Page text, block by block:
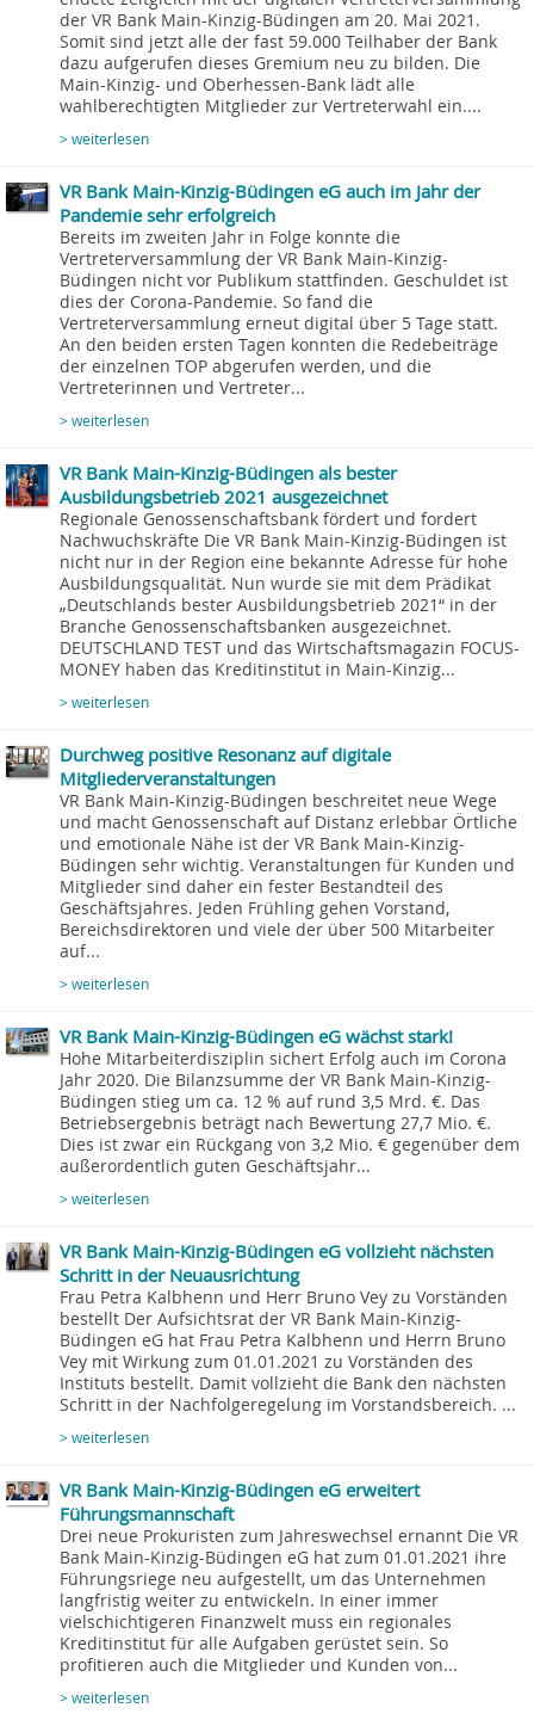
der VR Bank Main-Kinzig-Büdingen am 20. Mai 2021.
Somit sind jetzt alle der fast 59.000 Teilhaber der Bank
dazu aufgerufen dieses Gremium neu zu bilden. Die
Main-Kinzig- und Oberhessen-Bank lädt alle
wahlberechtigten Mitglieder zur Vertreterwahl ein....
> weiterlesen
VR Bank Main-Kinzig-Büdingen eG auch im Jahr der
Pandemie sehr erfolgreich
Bereits im zweiten Jahr in Folge konnte die
Vertreterversammlung der VR Bank Main-Kinzig-
Büdingen nicht vor Publikum stattfinden. Geschuldet ist
dies der Corona-Pandemie. So fand die
Vertreterversammlung erneut digital über 5 Tage statt.
An den beiden ersten Tagen konnten die Redebeiträge
der einzelnen TOP abgerufen werden, und die
Vertreterinnen und Vertreter...
> weiterlesen
VR Bank Main-Kinzig-Büdingen als bester
Ausbildungsbetrieb 2021 ausgezeichnet
Regionale Genossenschaftsbank fördert und fordert
Nachwuchskräfte Die VR Bank Main-Kinzig-Büdingen ist
nicht nur in der Region eine bekannte Adresse für hohe
Ausbildungsqualität. Nun wurde sie mit dem Prädikat
„Deutschlands bester Ausbildungsbetrieb 2021“ in der
Branche Genossenschaftsbanken ausgezeichnet.
DEUTSCHLAND TEST und das Wirtschaftsmagazin FOCUS-
MONEY haben das Kreditinstitut in Main-Kinzig...
> weiterlesen
Durchweg positive Resonanz auf digitale
Mitgliederveranstaltungen
VR Bank Main-Kinzig-Büdingen beschreitet neue Wege
und macht Genossenschaft auf Distanz erlebbar Örtliche
und emotionale Nähe ist der VR Bank Main-Kinzig-
Büdingen sehr wichtig. Veranstaltungen für Kunden und
Mitglieder sind daher ein fester Bestandteil des
Geschäftsjahres. Jeden Frühling gehen Vorstand,
Bereichsdirektoren und viele der über 500 Mitarbeiter
auf...
> weiterlesen
VR Bank Main-Kinzig-Büdingen eG wächst stark!
Hohe Mitarbeiterdisziplin sichert Erfolg auch im Corona
Jahr 2020. Die Bilanzsumme der VR Bank Main-Kinzig-
Büdingen stieg um ca. 12 % auf rund 3,5 Mrd. €. Das
Betriebsergebnis beträgt nach Bewertung 27,7 Mio. €.
Dies ist zwar ein Rückgang von 3,2 Mio. € gegenüber dem
außerordentlich guten Geschäftsjahr...
> weiterlesen
VR Bank Main-Kinzig-Büdingen eG vollzieht nächsten
Schritt in der Neuausrichtung
Frau Petra Kalbhenn und Herr Bruno Vey zu Vorständen
bestellt Der Aufsichtsrat der VR Bank Main-Kinzig-
Büdingen eG hat Frau Petra Kalbhenn und Herrn Bruno
Vey mit Wirkung zum 01.01.2021 zu Vorständen des
Instituts bestellt. Damit vollzieht die Bank den nächsten
Schritt in der Nachfolgeregelung im Vorstandsbereich. ...
> weiterlesen
VR Bank Main-Kinzig-Büdingen eG erweitert
Führungsmannschaft
Drei neue Prokuristen zum Jahreswechsel ernannt Die VR
Bank Main-Kinzig-Büdingen eG hat zum 01.01.2021 ihre
Führungsriege neu aufgestellt, um das Unternehmen
langfristig weiter zu entwickeln. In einer immer
vielschichtigeren Finanzwelt muss ein regionales
Kreditinstitut für alle Aufgaben gerüstet sein. So
profitieren auch die Mitglieder und Kunden von...
> weiterlesen